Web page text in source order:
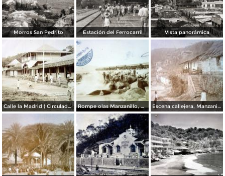
Morros San Pedrito Estación del Ferrocarril Vista panorámica
Calle la Madrid ( Circulada el 2 de Octubre de 1911 ). Rompe olas Manzanillo, Colima ( Circulada el 11 de Septiembre de 1910 ) Escena callejera, Manzanillo, Colima ( Circulada el 15 de Diciembre de 1911 )